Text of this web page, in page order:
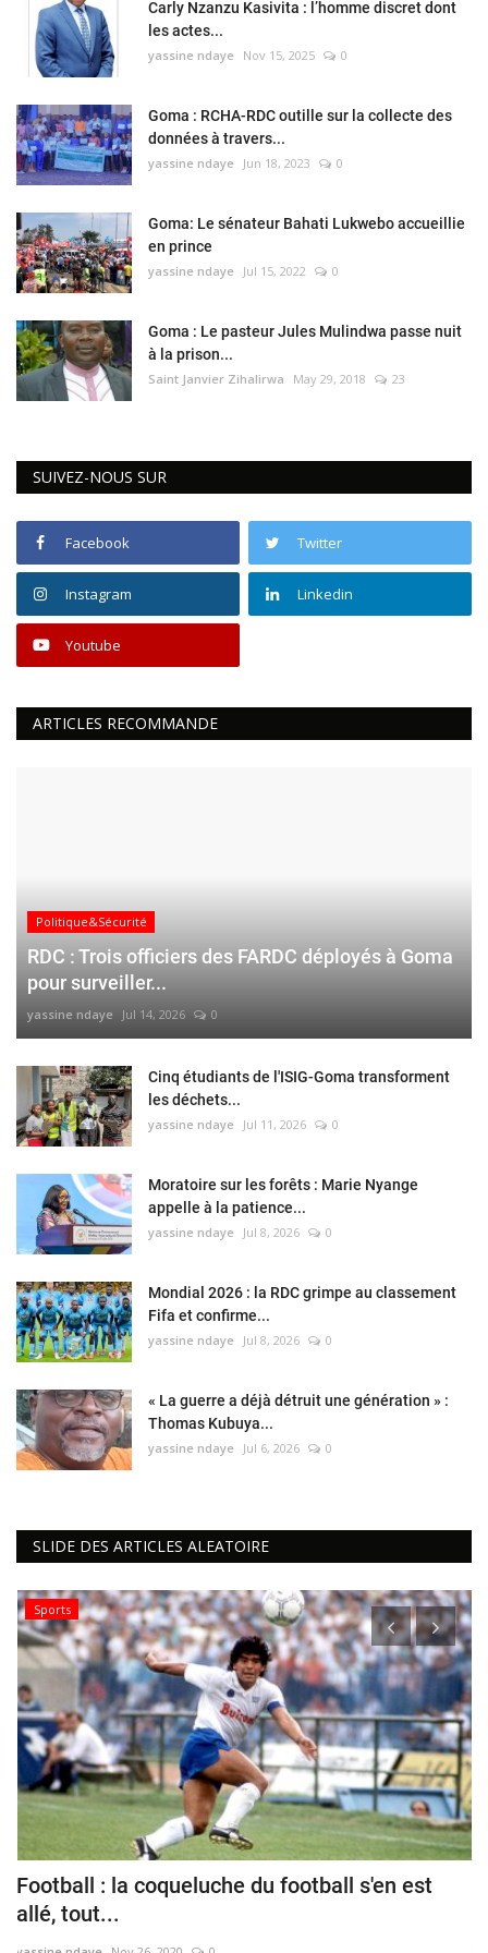
Carly Nzanzu Kasivita : l’homme discret dont
les actes...
yassine ndaye Nov 15, 2025 0
Goma : RCHA-RDC outille sur la collecte des
données à travers...
yassine ndaye Jun 18, 2023 0
Goma: Le sénateur Bahati Lukwebo accueillie
en prince
yassine ndaye Jul 15, 2022 0
Goma : Le pasteur Jules Mulindwa passe nuit
à la prison...
Saint Janvier Zihalirwa May 29, 2018 23
SUIVEZ-NOUS SUR
Facebook Twitter
Instagram Linkedin
Youtube
ARTICLES RECOMMANDE
Politique&Sécurité
RDC : Trois officiers des FARDC déployés à Goma
pour surveiller...
yassine ndaye Jul 14, 2026 0
Cinq étudiants de l'ISIG-Goma transforment
les déchets...
yassine ndaye Jul 11, 2026 0
Moratoire sur les forêts : Marie Nyange
appelle à la patience...
yassine ndaye Jul 8, 2026 0
Mondial 2026 : la RDC grimpe au classement
Fifa et confirme...
yassine ndaye Jul 8, 2026 0
« La guerre a déjà détruit une génération » :
Thomas Kubuya...
yassine ndaye Jul 6, 2026 0
SLIDE DES ARTICLES ALEATOIRE
Sports
Football : la coqueluche du football s'en est
allé, tout...